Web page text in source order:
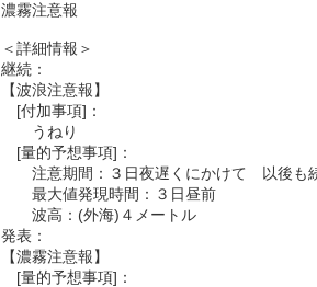
濃霧注意報
＜詳細情報＞
継続：
【波浪注意報】
[付加事項]：
うねり
[量的予想事項]：
注意期間：３日夜遅くにかけて 以後も
最大値発現時間：３日昼前
波高：(外海)４メートル
発表：
【濃霧注意報】
[量的予想事項]：